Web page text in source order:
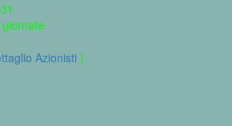
Azionisti )